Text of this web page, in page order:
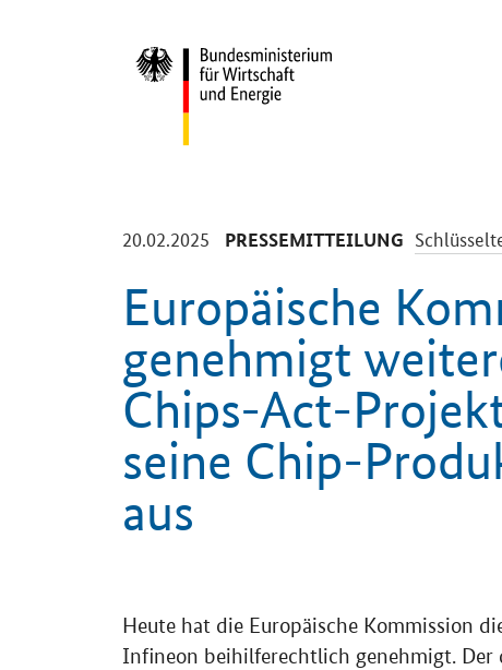
20.02.2025 -
PRESSEMITTEILUNG -
Europäische
genehmigt
Chips-Act-
seine Chip-
aus
Heute hat die Europäische Kommission
Infineon beihilferechtlich genehmigt.